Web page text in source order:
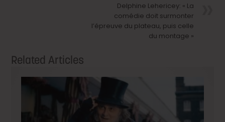
Delphine Lehericey: « La
comédie doit surmonter
l’épreuve du plateau, puis celle
du montage »
Related Articles